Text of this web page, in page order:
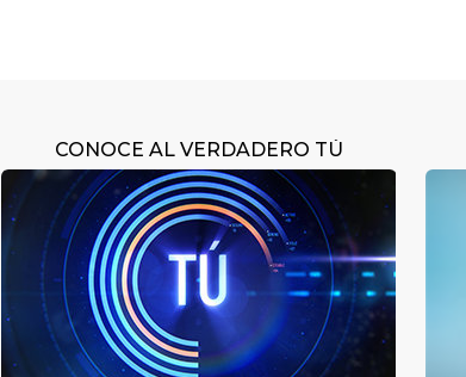
CONOCE AL VERDADERO TÚ